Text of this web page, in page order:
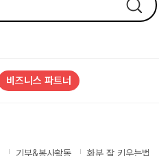
비즈니스 파트너
기부&봉사활동 화분 잘 키우는법